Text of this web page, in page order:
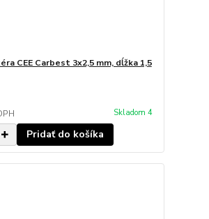
CEE Carbest 3x2,5 mm, dĺžka 1,5
Skladom 4
Pridať do košíka